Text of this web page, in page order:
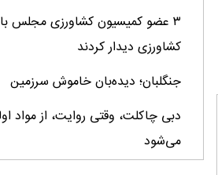
۳ عضو کمیسیون کشاورزی مجلس
کشاورزی دیدار کردند
جنگلبان؛ دیده‌بان خاموش سرزمین
دبی چاکلت، وقتی روایت، از مواد
می‌شود